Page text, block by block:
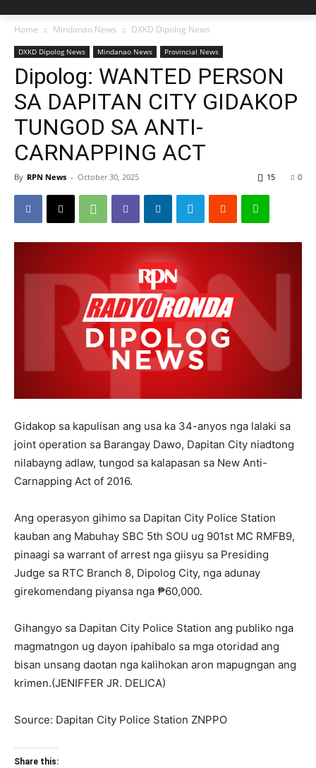
Home Mindanao News DXKD Dipolog News
DXKD Dipolog News Mindanao News Provincial News
Dipolog: WANTED PERSON
SA DAPITAN CITY GIDAKOP
TUNGOD SA ANTI-
CARNAPPING ACT
By RPN News - October 30, 2025 0
15
Gidakop sa kapulisan ang usa ka 34-anyos nga lalaki sa
joint operation sa Barangay Dawo, Dapitan City niadtong
nilabayng adlaw, tungod sa kalapasan sa New Anti-
Carnapping Act of 2016.
Ang operasyon gihimo sa Dapitan City Police Station
kauban ang Mabuhay SBC 5th SOU ug 901st MC RMFB9,
pinaagi sa warrant of arrest nga giisyu sa Presiding
Judge sa RTC Branch 8, Dipolog City, nga adunay
girekomendang piyansa nga ₱60,000.
Gihangyo sa Dapitan City Police Station ang publiko nga
magmatngon ug dayon ipahibalo sa mga otoridad ang
bisan unsang daotan nga kalihokan aron mapugngan ang
krimen.(JENIFFER JR. DELICA)
Source: Dapitan City Police Station ZNPPO
Share this: